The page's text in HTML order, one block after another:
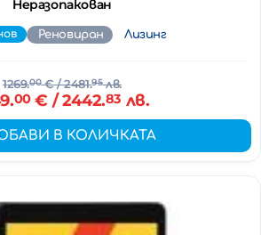
Неразопакован
Реновиран Лизинг
1269.00€/ 2481.95лв.
00€ / 2442.83 лв.
В КОЛИЧКАТА